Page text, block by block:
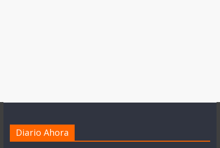
Diario Ahora